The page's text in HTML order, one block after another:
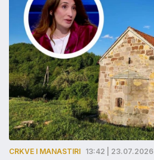
CRKVE I MANASTIRI 13:42 | 23.07.2026